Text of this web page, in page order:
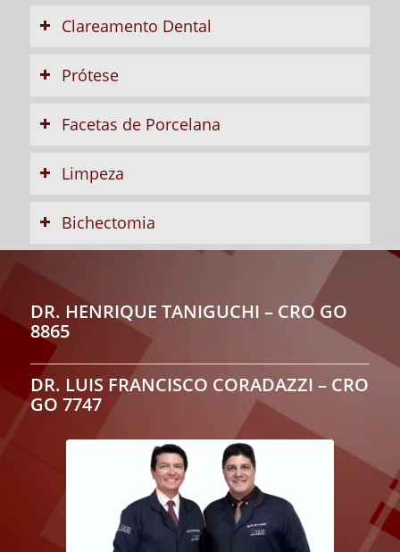
Clareamento Dental
Prótese
Facetas de Porcelana
Limpeza
Bichectomia
DR. HENRIQUE TANIGUCHI – CRO GO
8865
DR. LUIS FRANCISCO CORADAZZI – CRO
GO 7747